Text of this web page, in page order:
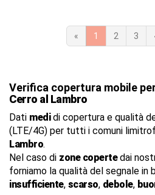
« 1 2 3
Verifica copertura mobile
Cerro al Lambro
Dati medidi copertura e qualità
(LTE/4G) per tutti i comuni
Lambro.
Nel caso di zone copertedai
forniamo la qualità del segnale in
insufficiente, scarso, debole,